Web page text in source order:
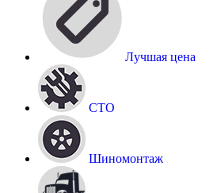
Лучшая цена
СТО
Шиномонтаж